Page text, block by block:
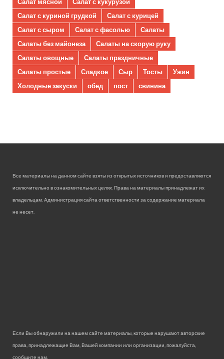
Салат с куриной грудкой
Салат с курицей
Салат с сыром
Салат с фасолью
Салаты
Салаты без майонеза
Салаты на скорую руку
Салаты овощные
Салаты праздничные
Салаты простые
Сладкое Сыр Тосты
Ужин
Холодные закуски
обед пост свинина
Все материалы на данном сайте взяты из открытых источников и предоставляются
исключительно в ознакомительных целях. Права на материалы принадлежат их
владельцам. Администрация сайта ответственности за содержание материала
не несет.
Если Вы обнаружили на нашем сайте материалы, которые нарушают авторские
права, принадлежащие Вам, Вашей компании или организации, пожалуйста,
сообщите нам.